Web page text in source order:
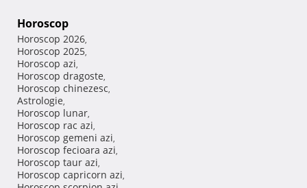
Horoscop
Horoscop 2026,
Horoscop 2025,
Horoscop azi,
Horoscop dragoste,
Horoscop chinezesc,
Astrologie,
Horoscop lunar,
Horoscop rac azi,
Horoscop gemeni azi,
Horoscop fecioara azi,
Horoscop taur azi,
Horoscop capricorn azi,